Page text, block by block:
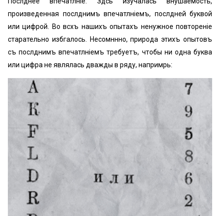
произведенная послѣднимъ впечатлѣніемъ, послѣдней буквой
или цифрой. Во всѣхъ нашихъ опытахъ ненужное повтореніе
старательно избѣгалось. Несомнѣнно, природа этихъ опытовъ
съ послѣднимъ впечатлѣніемъ требуетъ, чтобы ни одна буква
или цифра не являлась дважды в ряду, напримѣрь: